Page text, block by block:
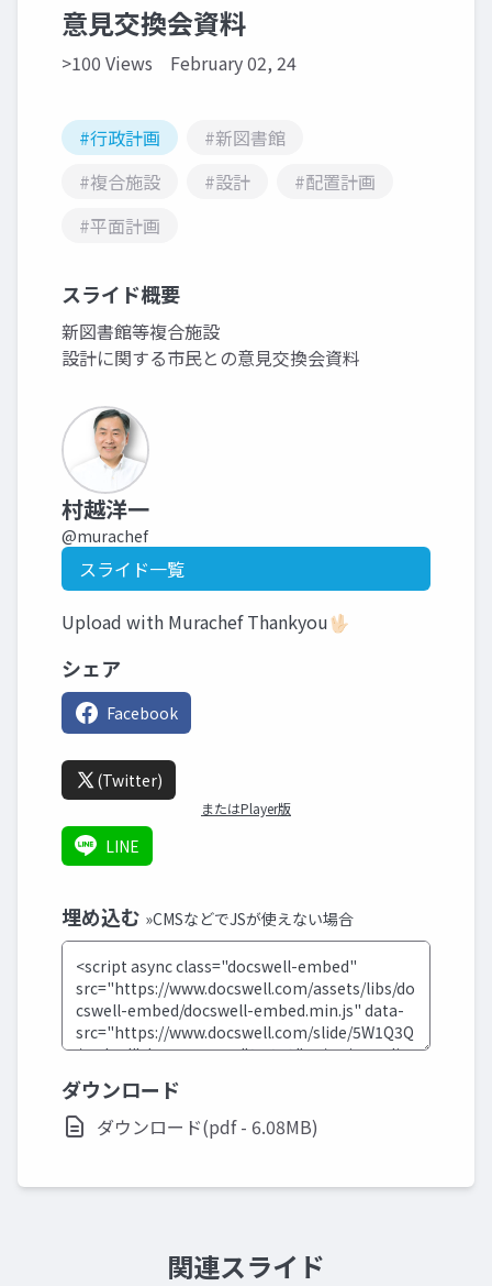
意見交換会資料
>100 Views February 02, 24
#行政計画
#新図書館
#複合施設
#設計
#配置計画
#平面計画
スライド概要
新図書館等複合施設
設計に関する市民との意見交換会資料
村越洋一
@murachef
スライド一覧
Upload with Murachef Thankyou🖖🏻
シェア
Facebook
(Twitter)
またはPlayer版
LINE
埋め込む »CMSなどでJSが使えない場合
ダウンロード
ダウンロード(pdf - 6.08MB)
関連スライド